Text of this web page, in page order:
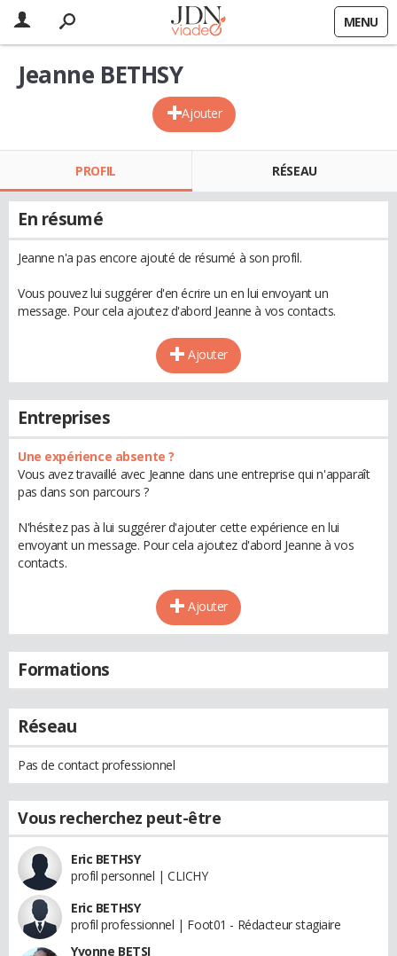
MENU
Ajouter
Jeanne BETHSY
PROFIL RÉSEAU
En résumé
Jeanne n'a pas encore ajouté de résumé à son profil.
Vous pouvez lui suggérer d'en écrire un en lui envoyant un
message. Pour cela ajoutez d'abord Jeanne à vos contacts.
Ajouter
Entreprises
Une expérience absente ?
Vous avez travaillé avec Jeanne dans une entreprise qui n'apparaît
pas dans son parcours ?
N'hésitez pas à lui suggérer d'ajouter cette expérience en lui
envoyant un message. Pour cela ajoutez d'abord Jeanne à vos
contacts.
Ajouter
Formations
Réseau
Pas de contact professionnel
Vous recherchez peut-être
Eric BETHSY
profil personnel | CLICHY
Eric BETHSY
profil professionnel | Foot01 - Rédacteur stagiaire
Yvonne BETSI